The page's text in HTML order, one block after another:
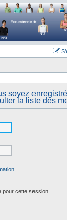
soyez
la liste des
pour cette session